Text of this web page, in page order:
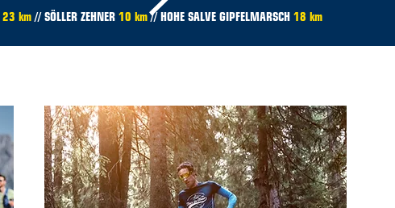
23 km// SÖLLER ZEHNER 10 km// HOHE SALVE GIPFELMARSCH 18 km